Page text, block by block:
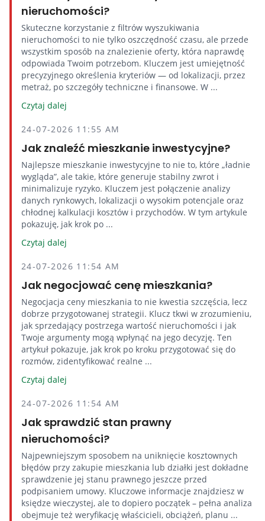
nieruchomości?
Skuteczne korzystanie z filtrów wyszukiwania
nieruchomości to nie tylko oszczędność czasu, ale przede
wszystkim sposób na znalezienie oferty, która naprawdę
odpowiada Twoim potrzebom. Kluczem jest umiejętność
precyzyjnego określenia kryteriów — od lokalizacji, przez
metraż, po szczegóły techniczne i finansowe. W ...
Czytaj dalej
24-07-2026 11:55 AM
Jak znaleźć mieszkanie inwestycyjne?
Najlepsze mieszkanie inwestycyjne to nie to, które „ładnie
wygląda”, ale takie, które generuje stabilny zwrot i
minimalizuje ryzyko. Kluczem jest połączenie analizy
danych rynkowych, lokalizacji o wysokim potencjale oraz
chłodnej kalkulacji kosztów i przychodów. W tym artykule
pokazuję, jak krok po ...
Czytaj dalej
24-07-2026 11:54 AM
Jak negocjować cenę mieszkania?
Negocjacja ceny mieszkania to nie kwestia szczęścia, lecz
dobrze przygotowanej strategii. Klucz tkwi w zrozumieniu,
jak sprzedający postrzega wartość nieruchomości i jak
Twoje argumenty mogą wpłynąć na jego decyzję. Ten
artykuł pokazuje, jak krok po kroku przygotować się do
rozmów, zidentyfikować realne ...
Czytaj dalej
24-07-2026 11:54 AM
Jak sprawdzić stan prawny
nieruchomości?
Najpewniejszym sposobem na uniknięcie kosztownych
błędów przy zakupie mieszkania lub działki jest dokładne
sprawdzenie jej stanu prawnego jeszcze przed
podpisaniem umowy. Kluczowe informacje znajdziesz w
księdze wieczystej, ale to dopiero początek – pełna analiza
obejmuje też weryfikację właścicieli, obciążeń, planu ...